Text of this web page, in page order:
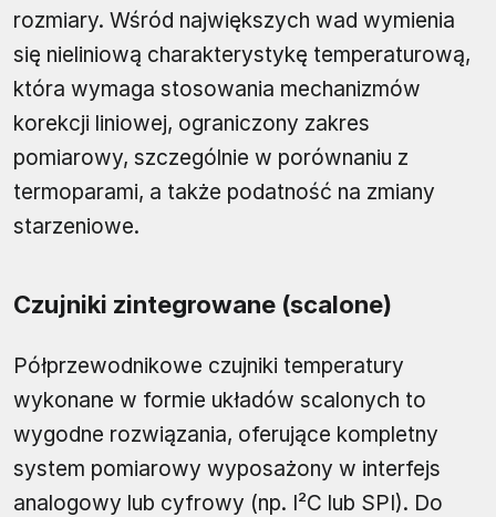
rozmiary. Wśród największych wad wymienia
się nieliniową charakterystykę temperaturową,
która wymaga stosowania mechanizmów
korekcji liniowej, ograniczony zakres
pomiarowy, szczególnie w porównaniu z
termoparami, a także podatność na zmiany
starzeniowe.
Czujniki zintegrowane (scalone)
Półprzewodnikowe czujniki temperatury
wykonane w formie układów scalonych to
wygodne rozwiązania, oferujące kompletny
system pomiarowy wyposażony w interfejs
analogowy lub cyfrowy (np. I²C lub SPI). Do